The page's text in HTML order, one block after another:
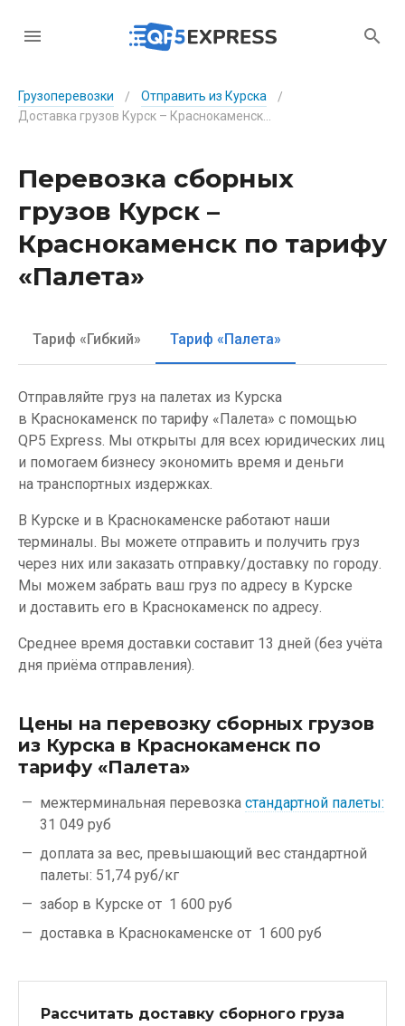
Грузоперевозки / Отправить из Курска
/
Перевозка сборных
грузов Курск –
Краснокаменск по тарифу
«Палета»
Тариф «Гибкий» Тариф «Палета»
Отправляйте груз на палетах из Курска
в Краснокаменск по тарифу «Палета» с помощью
QP5 Express. Мы открыты для всех юридических лиц
и помогаем бизнесу экономить время и деньги
на транспортных издержках.
В Курске и в Краснокаменске работают наши
терминалы. Вы можете отправить и получить груз
через них или заказать отправку/доставку по городу.
Мы можем забрать ваш груз по адресу в Курске
и доставить его в Краснокаменск по адресу.
Среднее время доставки составит 13 дней (без учёта
дня приёма отправления).
Цены на перевозку сборных грузов
из Курска в Краснокаменск по
тарифу «Палета»
межтерминальная перевозка стандартной палеты:
31 049 руб
доплата за вес, превышающий вес стандартной
палеты: 51,74 руб/кг
забор в Курске от 1 600 руб
доставка в Краснокаменске от 1 600 руб
Рассчитать доставку сборного груза